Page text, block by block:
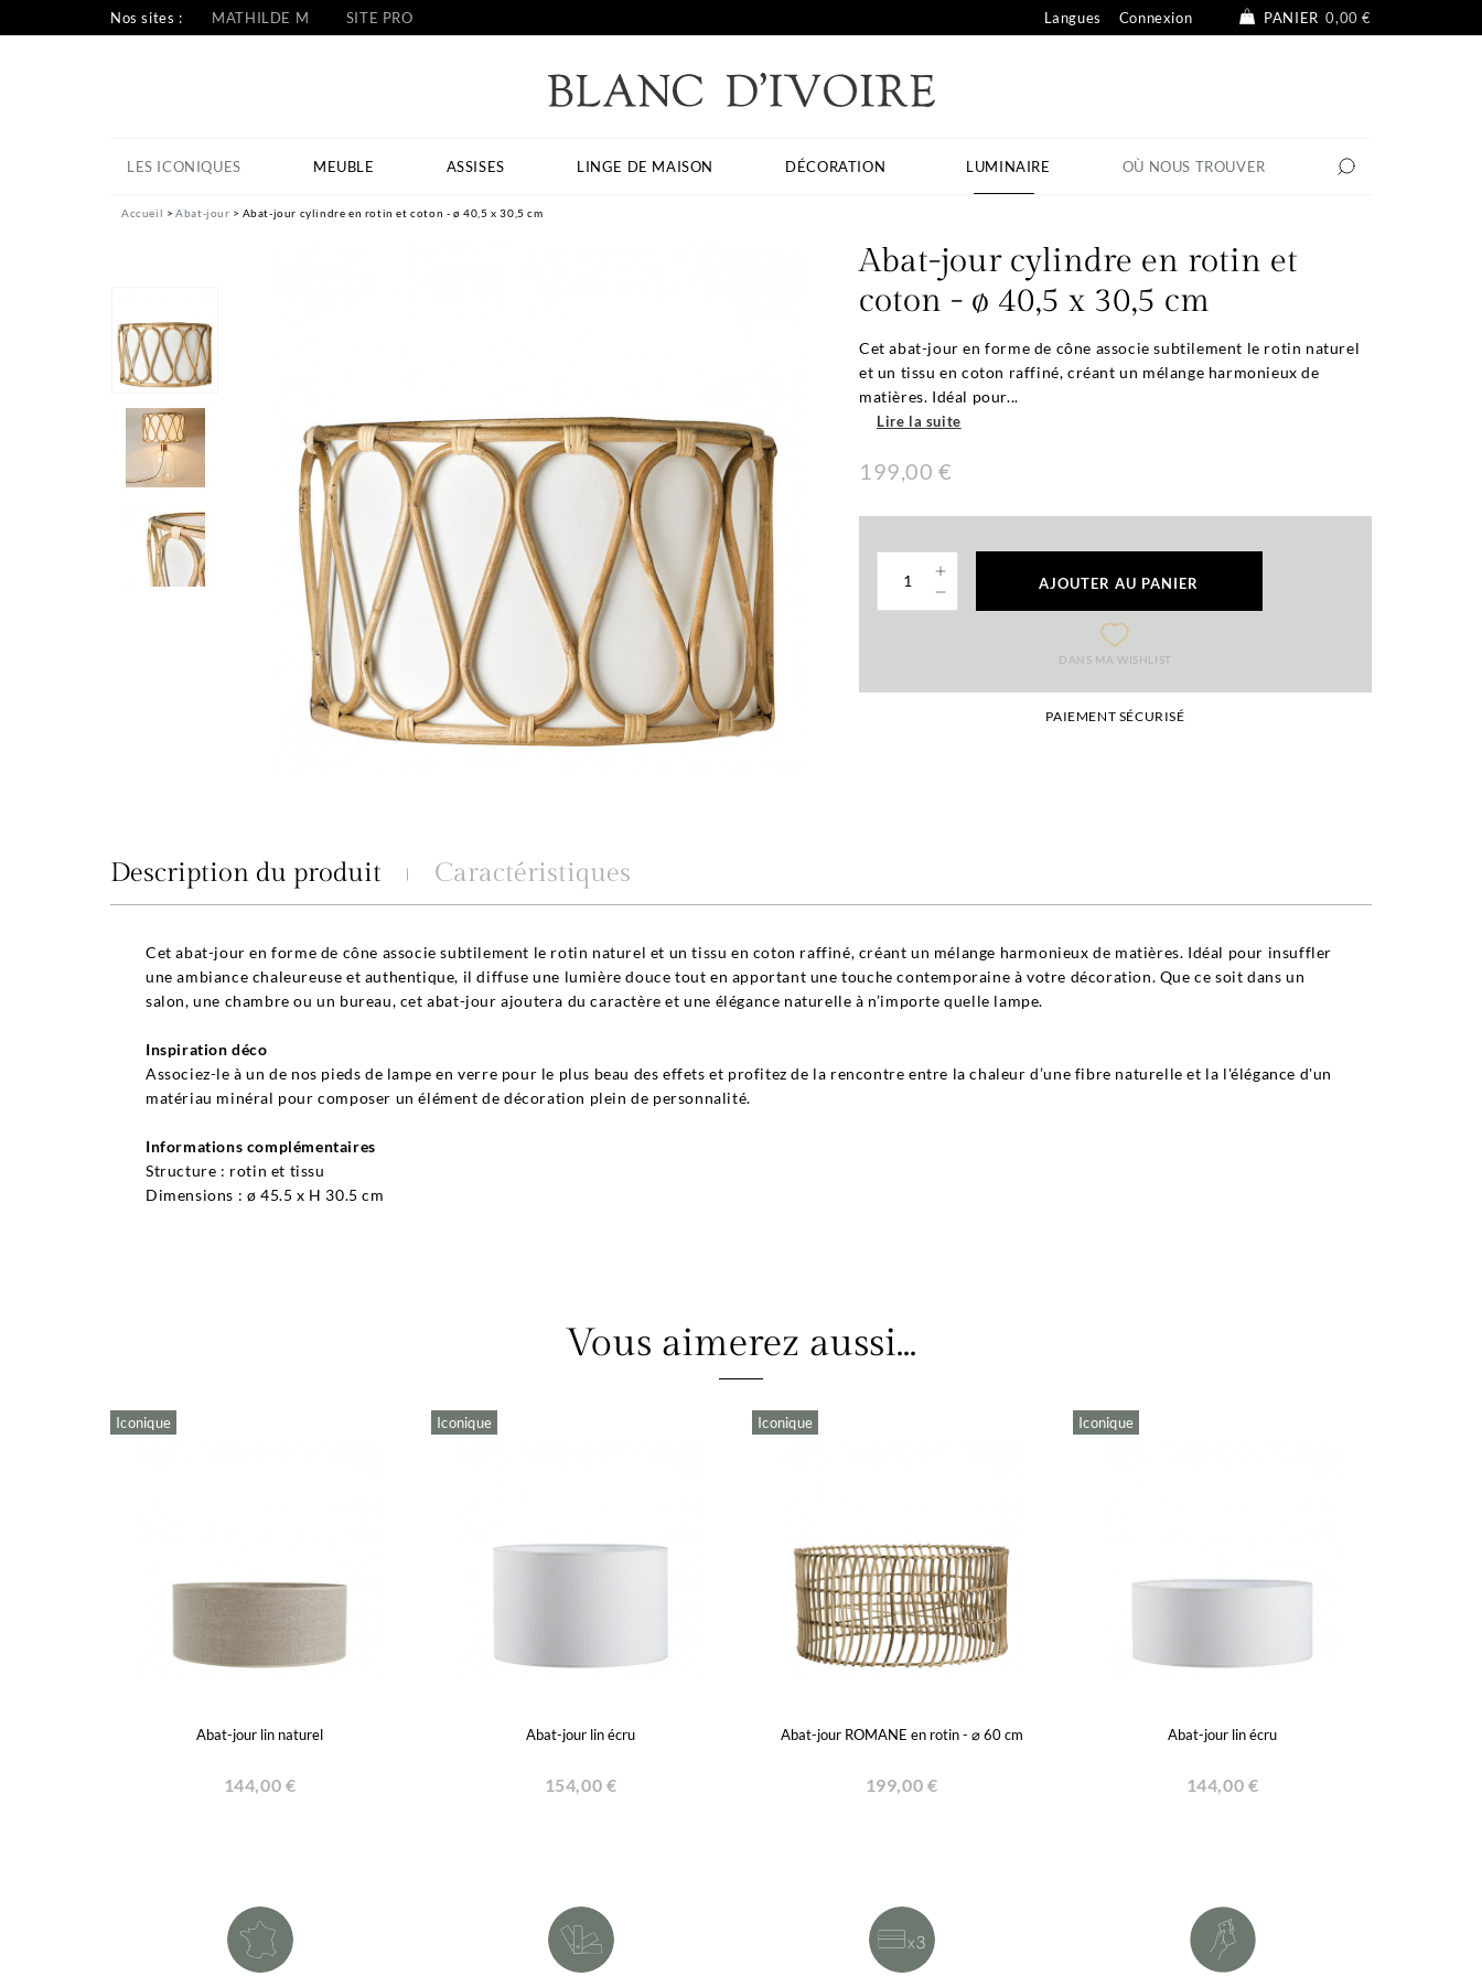
Nos sites : MATHILDE M SITE PRO Langues Connexion PANIER 0,00 €
LES ICONIQUES MEUBLE ASSISES LINGE DE MAISON DÉCORATION LUMINAIRE OÙ NOUS TROUVER
Accueil Abat-jour Abat-jour cylindre en rotin et coton - ø 40,5 x 30,5 cm
Abat-jour cylindre en rotin et
coton - ø 40,5 x 30,5 cm
Cet abat-jour en forme de cône associe subtilement le rotin naturel
et un tissu en coton raffiné, créant un mélange harmonieux de
matières. Idéal pour...
Lire la suite
199,00 €
AJOUTER AU PANIER
DANS MA WISHLIST
PAIEMENT SÉCURISÉ
Description du produit Caractéristiques
Cet abat-jour en forme de cône associe subtilement le rotin naturel et un tissu en coton raffiné, créant un mélange harmonieux de matières. Idéal pour insuffler
une ambiance chaleureuse et authentique, il diffuse une lumière douce tout en apportant une touche contemporaine à votre décoration. Que ce soit dans un
salon, une chambre ou un bureau, cet abat-jour ajoutera du caractère et une élégance naturelle à n’importe quelle lampe.
Inspiration déco
Associez-le à un de nos pieds de lampe en verre pour le plus beau des effets et profitez de la rencontre entre la chaleur d’une fibre naturelle et la l'élégance d'un
matériau minéral pour composer un élément de décoration plein de personnalité.
Informations complémentaires
Structure : rotin et tissu
Dimensions : ø 45.5 x H 30.5 cm
Vous aimerez aussi...
Iconique
Abat-jour lin naturel
144,00 €
Iconique
Abat-jour lin écru
154,00 €
Iconique
Abat-jour ROMANE en rotin - ⌀ 60 cm
199,00 €
Iconique
Abat-jour lin écru
144,00 €